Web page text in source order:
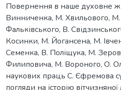
Повернення в наше духовне
Винниченка, М. Хвильового,
Фальківського, В.
Косинки, М. Йогансена, М.
Семенка, В. Поліщука, М.
Филиповича, М. Вороного, О.
наукових праць С. Єфремова
погляди на історію